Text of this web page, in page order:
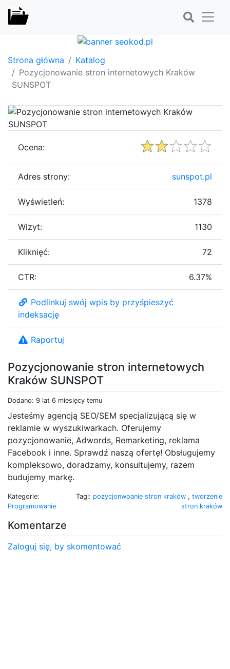
Strona główna
Katalog
Pozycjonowanie stron internetowych Kraków
SUNSPOT
Pozycjonowanie stron internetowych
Kraków SUNSPOT
Dodano: 9 lat 6 miesięcy temu
Jesteśmy agencją SEO/SEM specjalizującą się w
reklamie w wyszukiwarkach. Oferujemy
pozycjonowanie, Adwords, Remarketing, reklama
Facebook i inne. Sprawdź naszą ofertę! Obsługujemy
kompleksowo, doradzamy, konsultujemy, razem
budujemy markę.
Kategorie:
Programowanie
Tagi: pozycjonwoanie stron kraków , tworzenie
stron kraków
Komentarze
Zaloguj się, by skomentować
Ocena:
Adres strony: sunspot.pl
Wyświetleń: 1378
Wizyt: 1130
Kliknięć: 72
CTR: 6.37%
Podlinkuj swój wpis by przyśpieszyć
indeksację
Raportuj